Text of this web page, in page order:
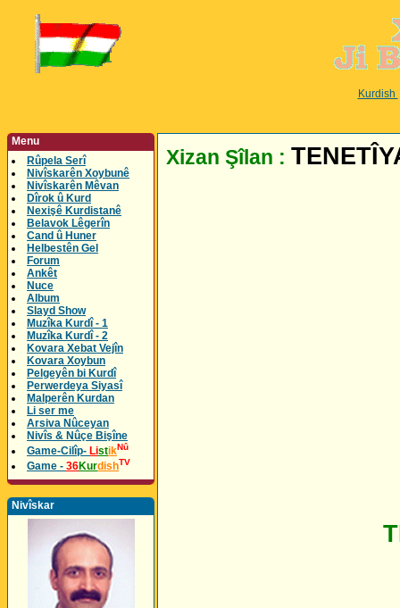
Kurdish
Menu
Rûpela Serî
Nivîskarên Xoybunê
Nivîskarên Mêvan
Dîrok û Kurd
Nexişê Kurdistanê
Belavok Lêgerîn
Cand û Huner
Helbestên Gel
Forum
Ankêt
Nuce
Album
Slayd Show
Muzîka Kurdî - 1
Muzîka Kurdî - 2
Kovara Xebat Vejîn
Kovara Xoybun
Pelgeyên bi Kurdî
Perwerdeya Siyasî
Malperên Kurdan
Li ser me
Arsiva Nûceyan
Nivîs & Nûçe Bişîne
Game-Cilîp- ListikNû
Game - 36KurdishTV
Nivîskar
Xizan Şîlan :